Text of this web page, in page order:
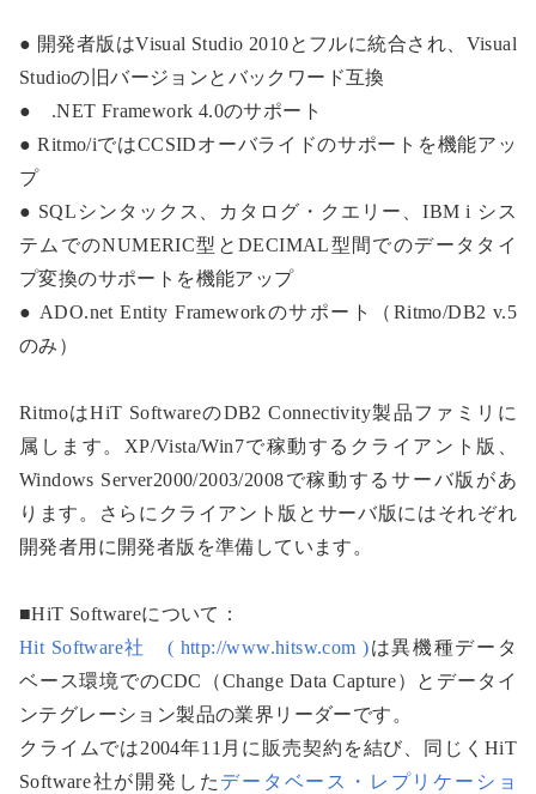
● 開発者版はVisual Studio 2010とフルに統合され、Visual
Studioの旧バージョンとバックワード互換
● .NET Framework 4.0のサポート
● Ritmo/iではCCSIDオーバライドのサポートを機能アッ
プ
● SQLシンタックス、カタログ・クエリー、IBM i シス
テムでのNUMERIC型とDECIMAL型間でのデータタイ
プ変換のサポートを機能アップ
● ADO.net Entity Frameworkのサポート（Ritmo/DB2 v.5
のみ）
RitmoはHiT SoftwareのDB2 Connectivity製品ファミリに
属します。XP/Vista/Win7で稼動するクライアント版、
Windows Server2000/2003/2008で稼動するサーバ版があ
ります。さらにクライアント版とサーバ版にはそれぞれ
開発者用に開発者版を準備しています。
■HiT Softwareについて：
Hit Software社 ( http://www.hitsw.com )は異機種データ
ベース環境でのCDC（Change Data Capture）とデータイ
ンテグレーション製品の業界リーダーです。
クライムでは2004年11月に販売契約を結び、同じくHiT
Software社が開発した データベース・レプリケーショ